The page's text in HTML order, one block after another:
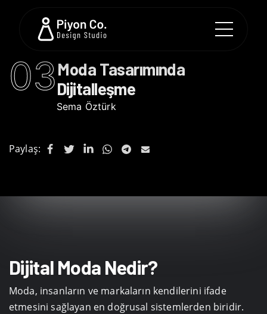
03Moda Tasarımında
Dijitalleşme
Sema Öztürk
Paylaş:
Dijital Moda Nedir?
Moda, insanların ve markaların kendilerini ifade
etmesini sağlayan en doğrusal sistemlerden biridir.